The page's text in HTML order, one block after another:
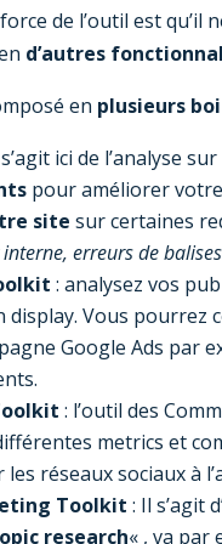
de l’outil est
d’autres
en plusieurs
ici de l’analyse
pour améliorer
site sur certaines
erreurs de
: analysez vos
display. Vous pourrez
Google Ads par
: l’outil des
metrics et
réseaux sociaux à
Toolkit : Il s’agit
research« , va par